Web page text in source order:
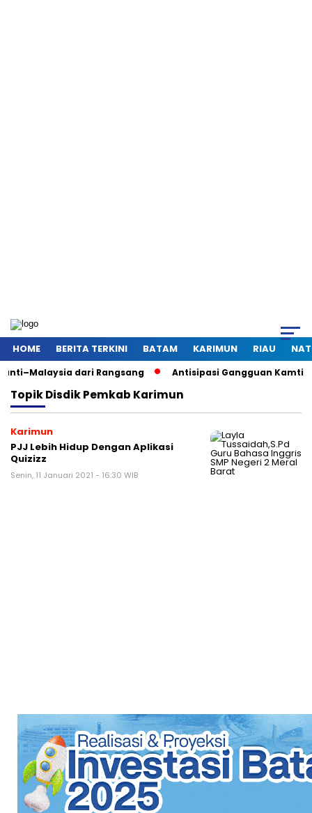
HOME BERITA TERKINI BATAM KARIMUN RIAU
dari Rangsang Antisipasi Gangguan Kamtibmas Saat
TopikDisdik Pemkab Karimun
Karimun
PJJ Lebih Hidup Dengan Aplikasi
Quizizz
Senin, 11 Januari 2021 - 16:30 WIB